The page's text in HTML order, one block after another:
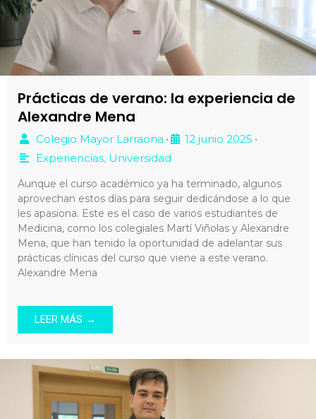
Prácticas de verano: la experiencia de
Alexandre Mena
Colegio Mayor Larraona • 12 junio 2025 •
Experiencias, Universidad
Aunque el curso académico ya ha terminado, algunos
aprovechan estos días para seguir dedicándose a lo que
les apasiona. Este es el caso de varios estudiantes de
Medicina, como los colegiales Martí Viñolas y Alexandre
Mena, que han tenido la oportunidad de adelantar sus
prácticas clínicas del curso que viene a este verano.
Alexandre Mena
LEER MÁS →